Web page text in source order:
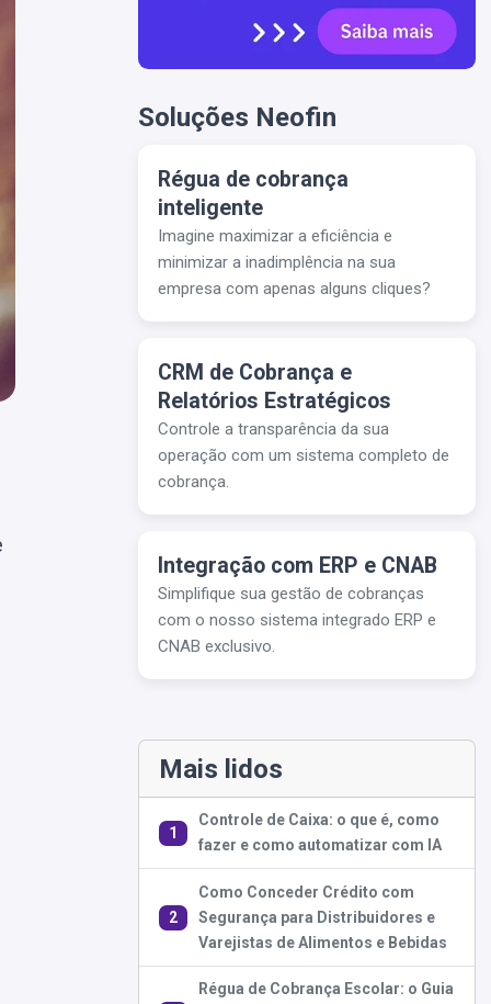
Soluções Neofin
Régua de cobrança
inteligente
Imagine maximizar a eficiência e
minimizar a inadimplência na sua
empresa com apenas alguns cliques?
CRM de Cobrança e
Relatórios Estratégicos
Controle a transparência da sua
operação com um sistema completo de
cobrança.
Integração com ERP e CNAB
Simplifique sua gestão de cobranças
com o nosso sistema integrado ERP e
CNAB exclusivo.
Mais lidos
1
Controle de Caixa: o que é, como
fazer e como automatizar com IA
2
Como Conceder Crédito com
Segurança para Distribuidores e
Varejistas de Alimentos e Bebidas
Régua de Cobrança Escolar: o Guia